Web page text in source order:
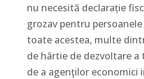
nu necesită declarație
grozav pentru
toate acestea, multe
de hârtie de dezvoltare
de a agenţilor economici